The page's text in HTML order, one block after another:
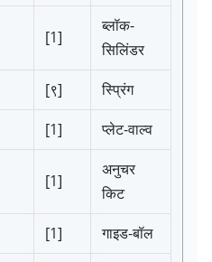
[1]
ब्लॉक-
सिलिंडर
[९]
स्प्रिंग
[1] प्लेट-वाल्व
[1]
अनुचर
किट
[1]
गाइड-बॉल